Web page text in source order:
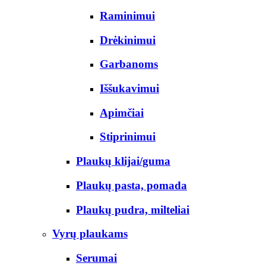
Raminimui
Drėkinimui
Garbanoms
Iššukavimui
Apimčiai
Stiprinimui
Plaukų klijai/guma
Plaukų pasta, pomada
Plaukų pudra, milteliai
Vyrų plaukams
Serumai